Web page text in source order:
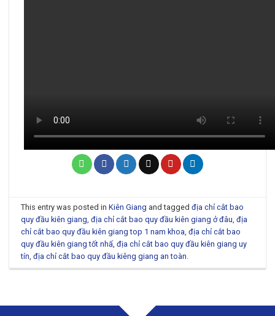
This entry was posted inKiên Giang and taggedđịa chỉ cắt bao
quy đầu kiên giang,địa chỉ cắt bao quy đầu kiên giang ở đâu,địa
chỉ cắt bao quy đầu kiên giang top 1 nam khoa,địa chỉ cắt bao
quy đầu kiên giang tốt nhấ,địa chỉ cắt bao quy đầu kiên giang uy
tín,địa chỉ cắt bao quy đầu kiêng giang an toàn.